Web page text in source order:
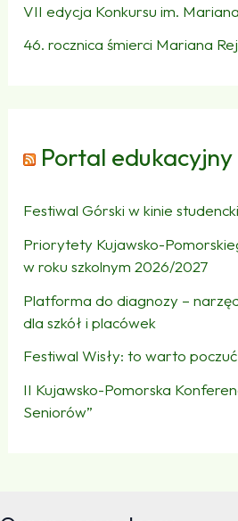
VII edycja Konkursu im.
46. rocznica śmierci Mariana
Portal edukacyjny
Festiwal Górski w kinie
Priorytety Kujawsko-
w roku szkolnym 2026/2027
Platforma do diagnozy –
dla szkół i placówek
Festiwal Wisły: to warto poczuć
II Kujawsko-Pomorska
Seniorów”